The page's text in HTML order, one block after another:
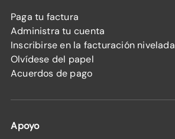
Paga tu factura
Administra tu cuenta
Inscribirse en la facturación nivelada
Olvídese del papel
Acuerdos de pago
Apoyo